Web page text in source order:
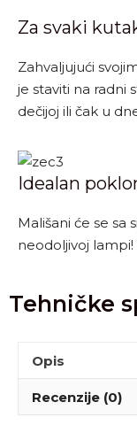
Za svaki
Zahvaljujući
je staviti na radni
dečijoj ili čak u
Idealan
Mališani će se sa
neodoljivoj
Tehničke
Opis
Recenzije (0)